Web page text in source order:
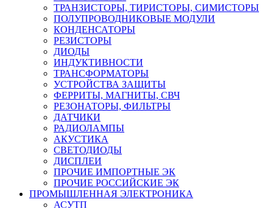
ТРАНЗИСТОРЫ, ТИРИСТОРЫ, СИМИСТОРЫ
ПОЛУПРОВОДНИКОВЫЕ МОДУЛИ
КОНДЕНСАТОРЫ
РЕЗИСТОРЫ
ДИОДЫ
ИНДУКТИВНОСТИ
ТРАНСФОРМАТОРЫ
УСТРОЙСТВА ЗАЩИТЫ
ФЕРРИТЫ, МАГНИТЫ, СВЧ
РЕЗОНАТОРЫ, ФИЛЬТРЫ
ДАТЧИКИ
РАДИОЛАМПЫ
АКУСТИКА
СВЕТОДИОДЫ
ДИСПЛЕИ
ПРОЧИЕ ИМПОРТНЫЕ ЭК
ПРОЧИЕ РОССИЙСКИЕ ЭК
ПРОМЫШЛЕННАЯ ЭЛЕКТРОНИКА
АСУТП